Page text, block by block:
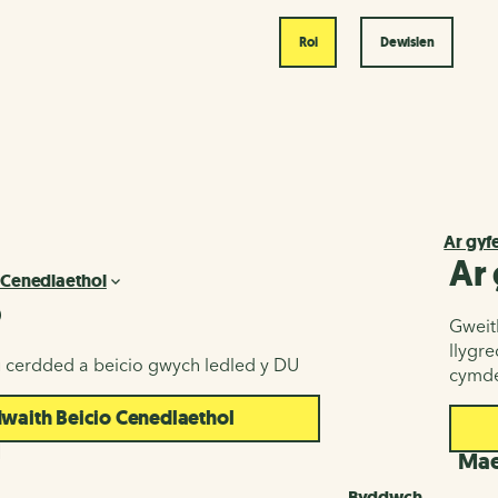
Roi Dewislen
a beicio gwych ledled y DU
Beicio Cenedlaethol
Ar
Ar